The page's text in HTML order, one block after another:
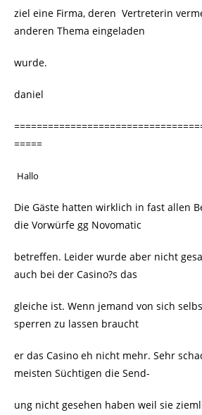
ziel eine Firma, deren Vertreterin
anderen Thema eingeladen
wurde.
daniel
=====
Hallo
Die Gäste hatten wirklich in fast allen
die Vorwürfe gg Novomatic
betreffen. Leider wurde aber nicht
auch bei der Casino?s das
gleiche ist. Wenn jemand von sich
sperren zu lassen braucht
er das Casino eh nicht mehr. Sehr
meisten Süchtigen die Send-
ung nicht gesehen haben weil sie